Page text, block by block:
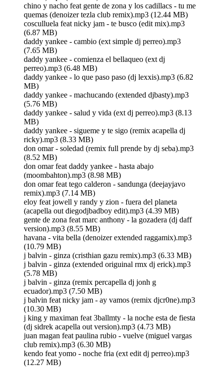
chino y nacho feat gente de zona y los cadillacs - tu me
quemas (denoizer tezla club remix).mp3 (12.44 MB)
cosculluela feat nicky jam - te busco (edit mix).mp3
(6.87 MB)
daddy yankee - cambio (ext simple dj perreo).mp3
(7.65 MB)
daddy yankee - comienza el bellaqueo (ext dj
perreo).mp3 (6.48 MB)
daddy yankee - lo que paso paso (dj lexxis).mp3 (6.82
MB)
daddy yankee - machucando (extended djbasty).mp3
(5.76 MB)
daddy yankee - salud y vida (ext dj perreo).mp3 (8.13
MB)
daddy yankee - sigueme y te sigo (remix acapella dj
ricky).mp3 (8.33 MB)
don omar - soledad (remix full prende by dj seba).mp3
(8.52 MB)
don omar feat daddy yankee - hasta abajo
(moombahton).mp3 (8.98 MB)
don omar feat tego calderon - sandunga (deejayjavo
remix).mp3 (7.14 MB)
eloy feat jowell y randy y zion - fuera del planeta
(acapella out diegodjbadboy edit).mp3 (4.39 MB)
gente de zona feat marc anthony - la gozadera (dj daff
version).mp3 (8.55 MB)
havana - vita bella (denoizer extended raggamix).mp3
(10.79 MB)
j balvin - ginza (cristhian gazu remix).mp3 (6.33 MB)
j balvin - ginza (extended origuinal rmx dj erick).mp3
(5.78 MB)
j balvin - ginza (remix percapella dj jonh g
ecuador).mp3 (7.50 MB)
j balvin feat nicky jam - ay vamos (remix djcr0ne).mp3
(10.30 MB)
j king y maximan feat 3ballmty - la noche esta de fiesta
(dj sidrek acapella out version).mp3 (4.73 MB)
juan magan feat paulina rubio - vuelve (miguel vargas
club remix).mp3 (6.30 MB)
kendo feat yomo - noche fria (ext edit dj perreo).mp3
(12.27 MB)